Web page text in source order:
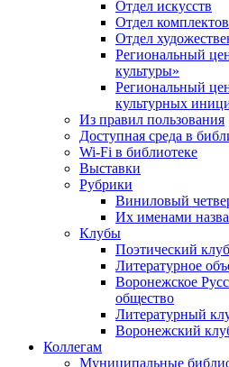
Отдел искусств
Отдел
Отдел
Региональный
культуры»
Региональный
культурных
Из правил пользования
Доступная среда в
Wi-Fi в библиотеке
Выставки
Рубрики
Виниловый
Их именами
Клубы
Поэтический
Литературное
Воронежское
общество
Литературный
Воронежский
Коллегам
Муниципальные